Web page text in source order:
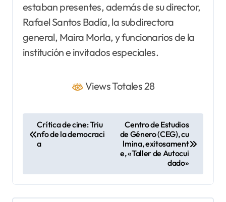
estaban presentes, además de su director,
Rafael Santos Badía, la subdirectora
general, Maira Morla, y funcionarios de la
institución e invitados especiales.
Views Totales 28
e
g
Crítica de cine: Triu
nfo de la democraci
a
Centro de Estudios
de Género (CEG), cu
lmina, exitosament
e, «Taller de Autocui
dado»